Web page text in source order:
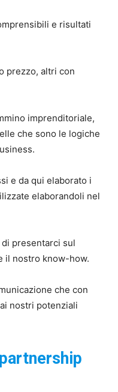
e risultati
prezzo, altri con
imprenditoriale,
che sono le logiche
e da qui elaborato i
elaborandoli nel
presentarci sul
il nostro know-how.
che con
nostri potenziali